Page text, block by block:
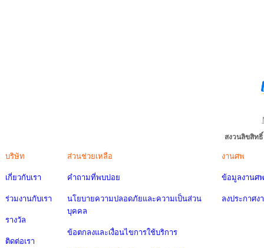
สงวนลิขสิท
บริษัท
เกี่ยวกับเรา
ร่วมงานกับเรา
รางวัล
ติดต่อเรา
ส่วนช่วยเหลือ
คำถามที่พบบ่อย
นโยบายความปลอดภัยและความเป็นส่วน
บุคคล
ข้อตกลงและเงื่อนไขการใช้บริการ
งานศพ
ข้อมูลงานศพ
ลงประกาศง